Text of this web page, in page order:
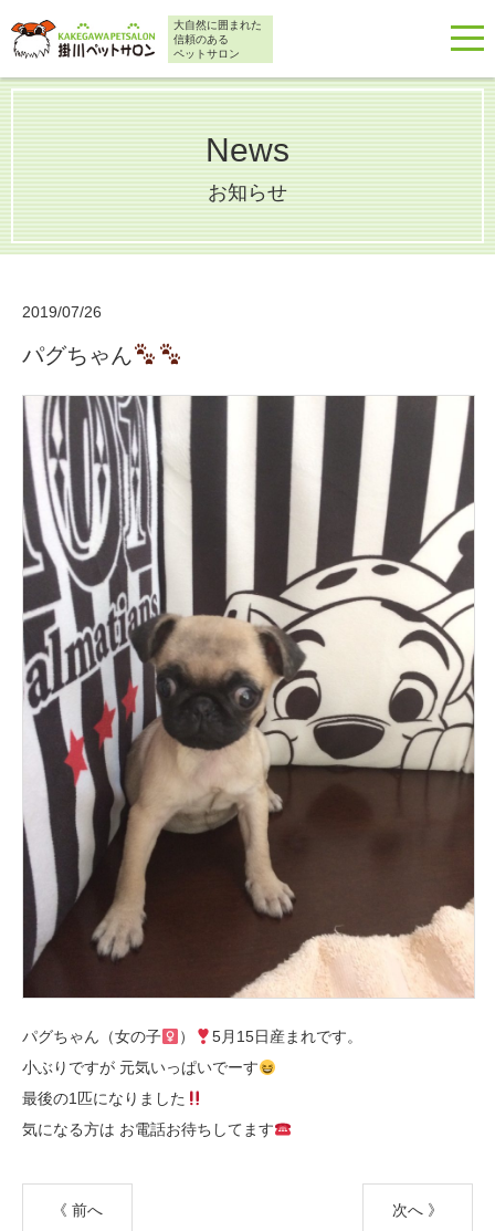
大自然に囲まれた
信頼のある
ペットサロン
News
お知らせ
2019/07/26
パグちゃん
パグちゃん（女の子 ）
5月15日産まれです。
小ぶりですが 元気いっぱいでーす
最後の1匹になりました
気になる方は お電話お待ちしてます
《 前へ 次へ 》